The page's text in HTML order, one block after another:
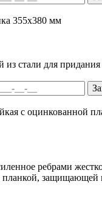
355х380 мм
из стали для
с оцинкованной
ребрами